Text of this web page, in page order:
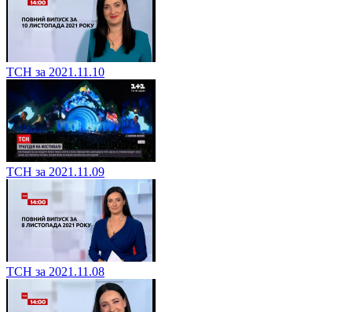
ТСН за 2021.11.10
ТСН за 2021.11.09
ТСН за 2021.11.08